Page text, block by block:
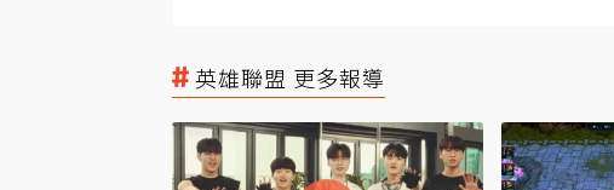
英雄聯盟 更多報導